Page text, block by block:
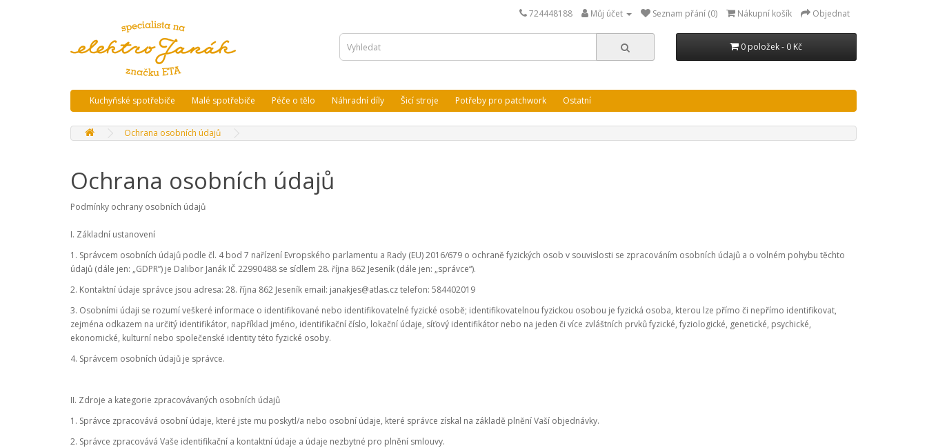
724448188 Můj účet Seznam přání (0) Nákupní košík Objednat
0 položek - 0 Kč
Kuchyňské spotřebiče Malé spotřebiče Péče o tělo Náhradní díly Šicí stroje Potřeby pro patchwork Ostatní
Ochrana osobních údajů
Ochrana osobních údajů
Podmínky ochrany osobních údajů
I. Základní ustanovení
1. Správcem osobních údajů podle čl. 4 bod 7 nařízení Evropského parlamentu a Rady (EU) 2016/679 o ochraně fyzických osob v souvislosti se zpracováním osobních údajů a o volném pohybu těchto
údajů (dále jen: „GDPR”) je Dalibor Janák IČ 22990488 se sídlem 28. října 862 Jeseník (dále jen: „správce“).
2. Kontaktní údaje správce jsou adresa: 28. října 862 Jeseník email: janakjes@atlas.cztelefon: 584402019
3. Osobními údaji se rozumí veškeré informace o identifikované nebo identifikovatelné fyzické osobě; identifikovatelnou fyzickou osobou je fyzická osoba, kterou lze přímo či nepřímo identifikovat,
zejména odkazem na určitý identifikátor, například jméno, identifikační číslo, lokační údaje, síťový identifikátor nebo na jeden či více zvláštních prvků fyzické, fyziologické, genetické, psychické,
ekonomické, kulturní nebo společenské identity této fyzické osoby.
4. Správcem osobních údajů je správce.
II. Zdroje a kategorie zpracovávaných osobních údajů
1. Správce zpracovává osobní údaje, které jste mu poskytl/a nebo osobní údaje, které správce získal na základě plnění Vaší objednávky.
2. Správce zpracovává Vaše identifikační a kontaktní údaje a údaje nezbytné pro plnění smlouvy.